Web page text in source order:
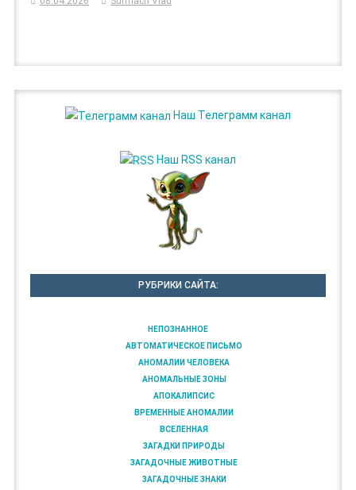
Наш Телеграмм канал
Наш RSS канал
РУБРИКИ САЙТА:
НЕПОЗНАННОЕ
АВТОМАТИЧЕСКОЕ ПИСЬМО
АНОМАЛИИ ЧЕЛОВЕКА
АНОМАЛЬНЫЕ ЗОНЫ
АПОКАЛИПСИС
ВРЕМЕННЫЕ АНОМАЛИИ
ВСЕЛЕННАЯ
ЗАГАДКИ ПРИРОДЫ
ЗАГАДОЧНЫЕ ЖИВОТНЫЕ
ЗАГАДОЧНЫЕ ЗНАКИ